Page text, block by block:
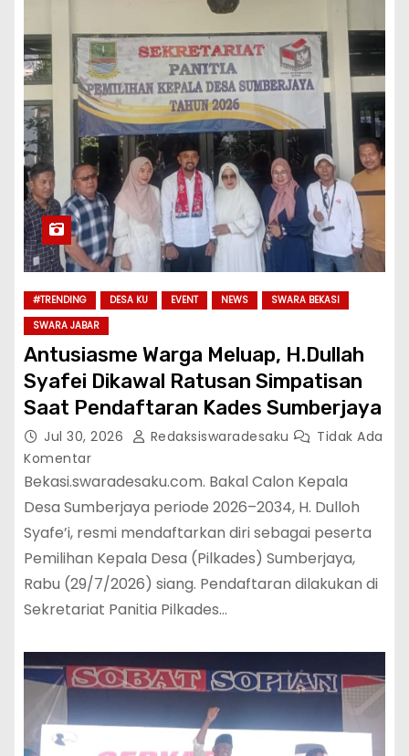
#TRENDING DESA KU EVENT NEWS
SWARA BEKASI
SWARA JABAR
Antusiasme Warga Meluap, H.Dullah
Syafei Dikawal Ratusan Simpatisan
Saat Pendaftaran Kades Sumberjaya
Jul 30, 2026 Redaksiswaradesaku
Tidak Ada
Komentar
Bekasi.swaradesaku.com. Bakal Calon Kepala
Desa Sumberjaya periode 2026–2034, H. Dulloh
Syafe’i, resmi mendaftarkan diri sebagai peserta
Pemilihan Kepala Desa (Pilkades) Sumberjaya,
Rabu (29/7/2026) siang. Pendaftaran dilakukan di
Sekretariat Panitia Pilkades…